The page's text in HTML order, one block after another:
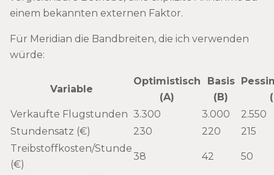
einem bekannten externen Faktor.
Für Meridian die Bandbreiten, die ich verwenden
würde:
Variable
Optimistisch
(A)
Basis
(B)
Verkaufte Flugstunden 3.300 3.000
2.550
Stundensatz (€)
230 220
215
Treibstoffkosten/Stunde
(€)
38 42 50